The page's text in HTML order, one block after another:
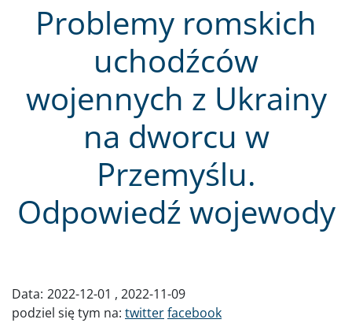
Problemy romskich
uchodźców
wojennych z Ukrainy
na dworcu w
Przemyślu.
Odpowiedź wojewody
Data: 2022-12-01
2022-11-09
podziel się tym na: twitterfacebook